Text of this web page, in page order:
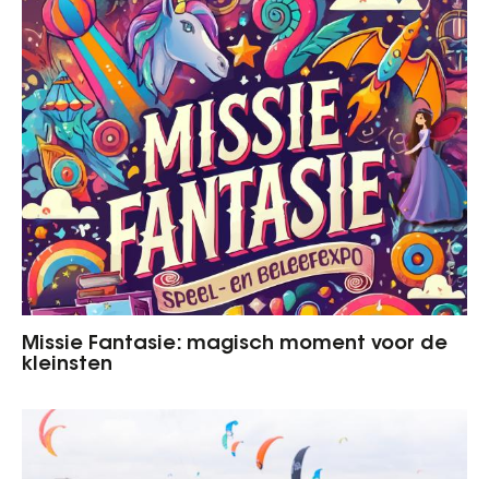
Missie Fantasie: magisch moment voor de
kleinsten